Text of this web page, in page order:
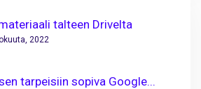
talteen Drivelta
2022
tarpeisiin sopiva Google...